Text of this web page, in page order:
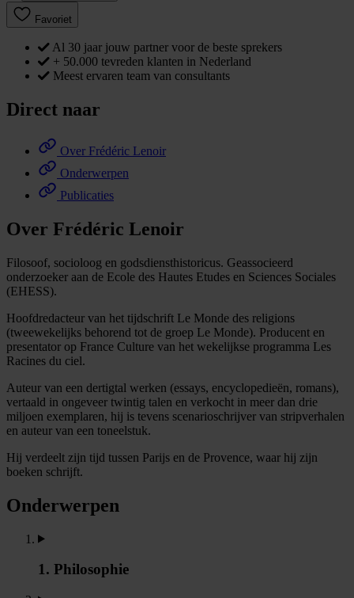
Favoriet
Al 30 jaar jouw partner voor de beste sprekers
+ 50.000 tevreden klanten in Nederland
Meest ervaren team van consultants
Direct naar
Over Frédéric Lenoir
Onderwerpen
Publicaties
Over Frédéric Lenoir
Filosoof, socioloog en godsdiensthistoricus. Geassocieerd
onderzoeker aan de Ecole des Hautes Etudes en Sciences Sociales
(EHESS).
Hoofdredacteur van het tijdschrift Le Monde des religions
(tweewekelijks behorend tot de groep Le Monde). Producent en
presentator op France Culture van het wekelijkse programma Les
Racines du ciel.
Auteur van een dertigtal werken (essays, encyclopedieën, romans),
vertaald in ongeveer twintig talen en verkocht in meer dan drie
miljoen exemplaren, hij is tevens scenarioschrijver van stripverhalen
en auteur van een toneelstuk.
Hij verdeelt zijn tijd tussen Parijs en de Provence, waar hij zijn
boeken schrijft.
Onderwerpen
1. Philosophie